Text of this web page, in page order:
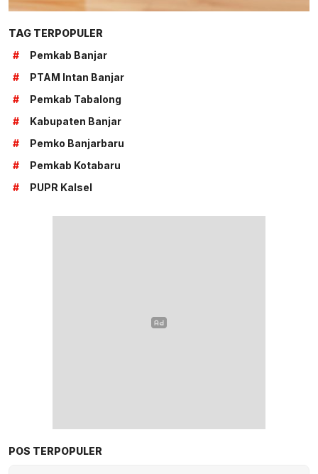
TAG TERPOPULER
#
Pemkab Banjar
#
PTAM Intan Banjar
#
Pemkab Tabalong
#
Kabupaten Banjar
#
Pemko Banjarbaru
#
Pemkab Kotabaru
#
PUPR Kalsel
POS TERPOPULER